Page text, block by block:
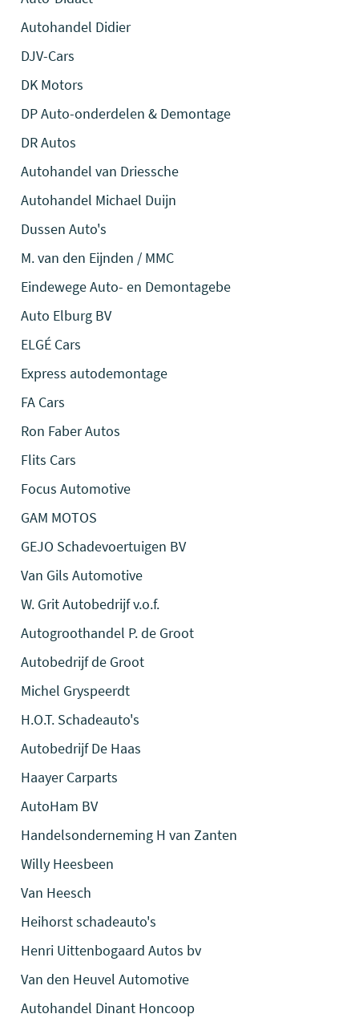
Autohandel Didier
DJV-Cars
DK Motors
DP Auto-onderdelen & Demontage
DR Autos
Autohandel van Driessche
Autohandel Michael Duijn
Dussen Auto's
M. van den Eijnden / MMC
Eindewege Auto- en Demontagebe
Auto Elburg BV
ELGÉ Cars
Express autodemontage
FA Cars
Ron Faber Autos
Flits Cars
Focus Automotive
GAM MOTOS
GEJO Schadevoertuigen BV
Van Gils Automotive
W. Grit Autobedrijf v.o.f.
Autogroothandel P. de Groot
Autobedrijf de Groot
Michel Gryspeerdt
H.O.T. Schadeauto's
Autobedrijf De Haas
Haayer Carparts
AutoHam BV
Handelsonderneming H van Zanten
Willy Heesbeen
Van Heesch
Heihorst schadeauto's
Henri Uittenbogaard Autos bv
Van den Heuvel Automotive
Autohandel Dinant Honcoop